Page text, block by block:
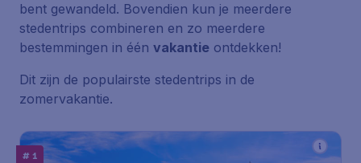
bent gewandeld. Bovendien kun je meerdere
stedentrips combineren en zo meerdere
bestemmingen in één vakantie ontdekken!
Dit zijn de populairste stedentrips in de
zomervakantie.
# 1